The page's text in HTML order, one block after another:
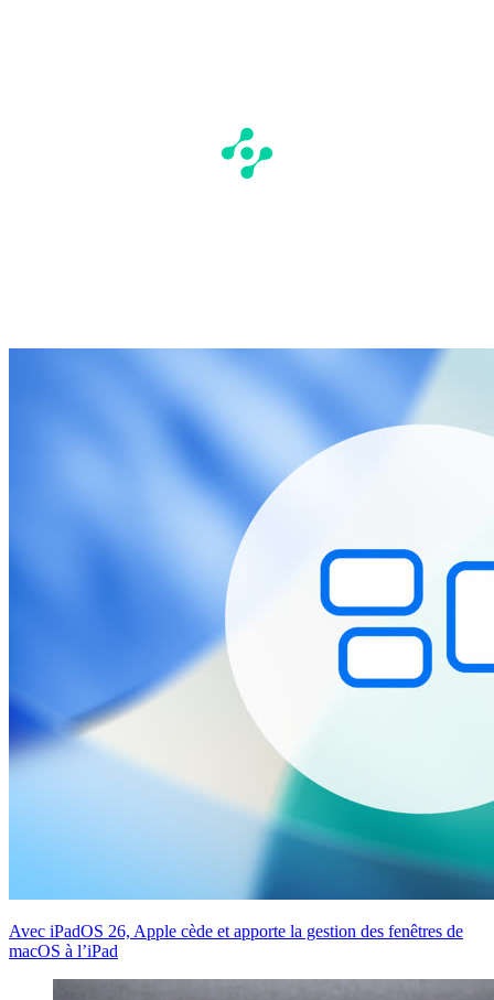
Avec iPadOS 26, Apple cède et apporte la gestion des fenêtres de
macOS à l’iPad